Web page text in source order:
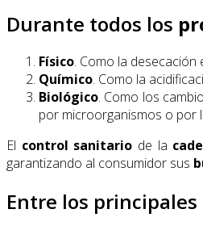
Durante todos los
Físico. Como la
Químico. Como la
Biológico. Como los
por microorganismos o por
El control sanitario de la
garantizando al consumidor sus
Entre los principales